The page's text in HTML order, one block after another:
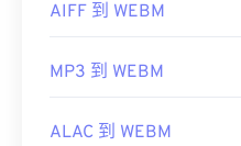
AIFF 到 WEBM
MP3 到 WEBM
ALAC 到 WEBM